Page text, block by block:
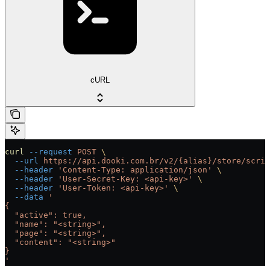
cURL
curl --request POST \
  --url
https://api.dooki.com.br/v2/{alias}/store/
  --header
'Content-Type: application/json'
\
  --header
'User-Secret-Key: <api-key>'
\
  --header
'User-Token: <api-key>'
\
  --data
'
{
  "active": true,
  "name": "<string>",
  "page": "<string>",
  "content": "<string>"
}
'